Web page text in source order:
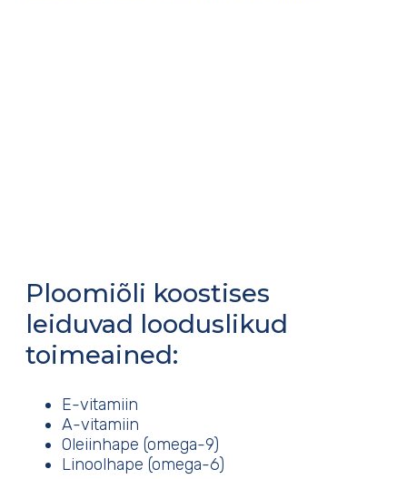
Ploomiõli koostises
leiduvad looduslikud
toimeained:
E-vitamiin
A-vitamiin
Oleiinhape (omega-9)
Linoolhape (omega-6)